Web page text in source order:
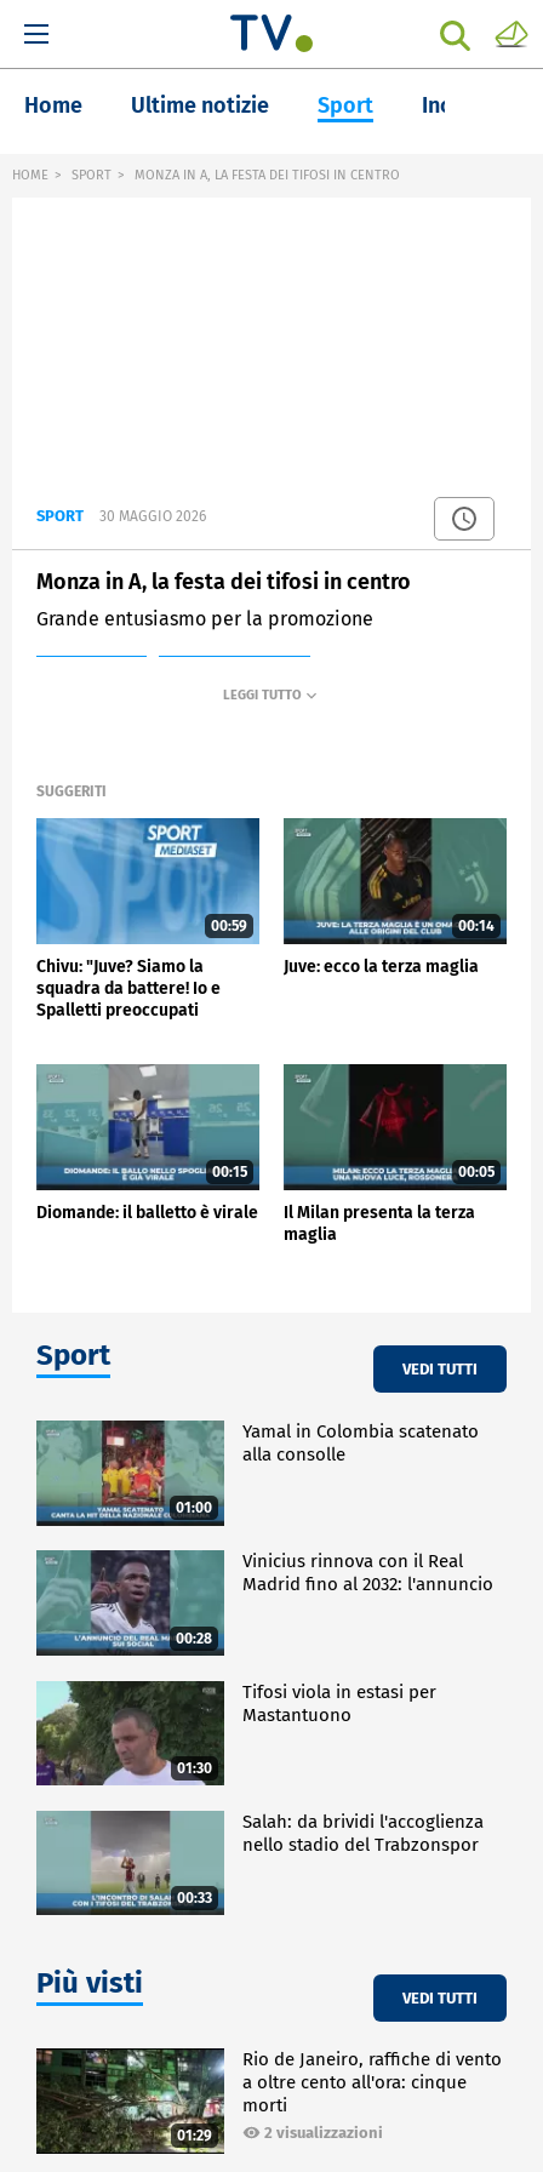
Home Ultime notizie Sport Inchieste
HOME SPORT MONZA IN A, LA FESTA DEI TIFOSI IN CENTRO
SPORT 30 MAGGIO 2026
Monza in A, la festa dei tifosi in centro
Grande entusiasmo per la promozione
SUGGERITI
00:59
Chivu: "Juve? Siamo la
squadra da battere! Io e
Spalletti preoccupati
00:14
Juve: ecco la terza maglia
00:15
Diomande: il balletto è virale
00:05
Il Milan presenta la terza
maglia
Sport VEDI TUTTI
01:00
Yamal in Colombia scatenato
alla consolle
00:28
Vinicius rinnova con il Real
Madrid fino al 2032: l'annuncio
01:30
Tifosi viola in estasi per
Mastantuono
00:33
Salah: da brividi l'accoglienza
nello stadio del Trabzonspor
Più visti VEDI TUTTI
01:29
Rio de Janeiro, raffiche di vento
a oltre cento all'ora: cinque
morti
2 visualizzazioni